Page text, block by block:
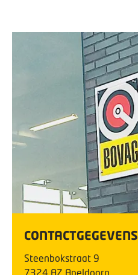
CONTACTGEGEVENS
Steenbokstraat 9
7324 AZ Apeldoorn